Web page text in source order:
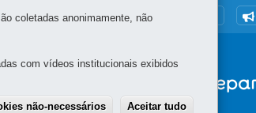
MAPA DO SITE DENUNCIE CORRUPÇÃO
-
MAPA
coletadas anonimamente, não
com vídeos institucionais exibidos
não-necessários Aceitar tudo